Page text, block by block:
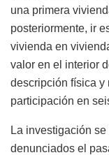
una primera
posteriormente, ir
vivienda en
valor en el interior
descripción física y
participación en
La investigación
denunciados el